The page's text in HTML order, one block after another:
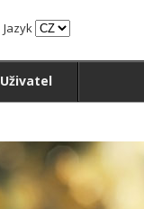
Jazyk
Uživatel